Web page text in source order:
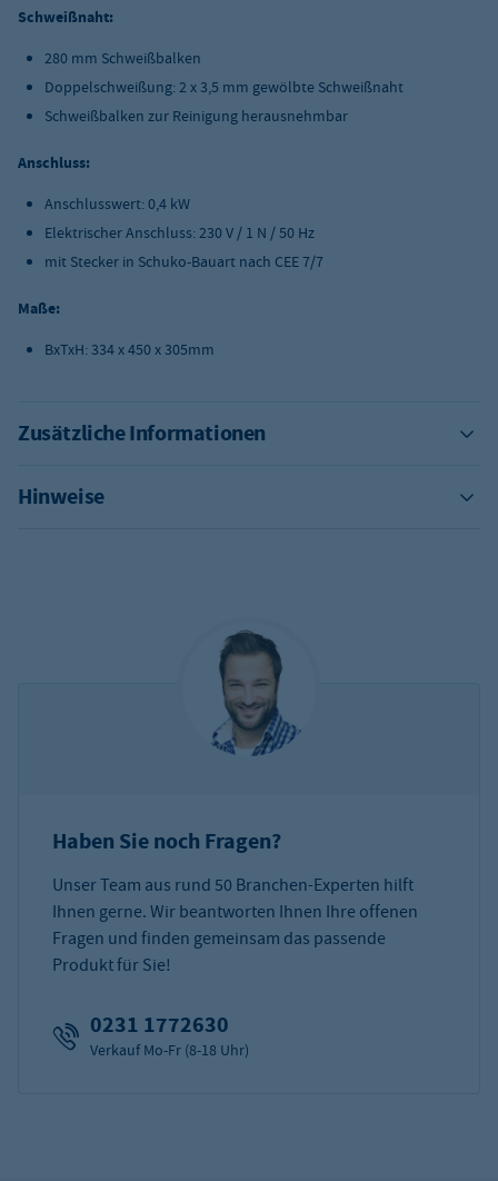
Schweißnaht:
280 mm Schweißbalken
Doppelschweißung: 2 x 3,5 mm gewölbte Schweißnaht
Schweißbalken zur Reinigung herausnehmbar
Anschluss:
Anschlusswert: 0,4 kW
Elektrischer Anschluss: 230 V / 1 N / 50 Hz
mit Stecker in Schuko-Bauart nach CEE 7/7
Maße:
BxTxH: 334 x 450 x 305mm
Zusätzliche Informationen
Hinweise
Haben Sie noch Fragen?
Unser Team aus rund 50 Branchen-Experten hilft
Ihnen gerne. Wir beantworten Ihnen Ihre offenen
Fragen und finden gemeinsam das passende
Produkt für Sie!
0231 1772630
Verkauf Mo-Fr (8-18 Uhr)